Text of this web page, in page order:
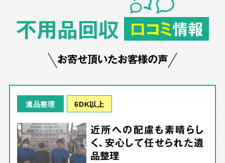
不用品回収 口コミ情報
お寄せ頂いたお客様の声
遺品整理 6DK以上
近所への配慮も素晴らし
く、安心して任せられた遺
品整理